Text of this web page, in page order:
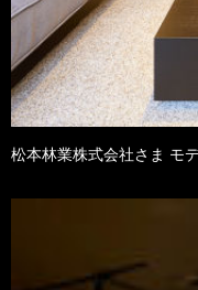
松本林業株式会社さま モ